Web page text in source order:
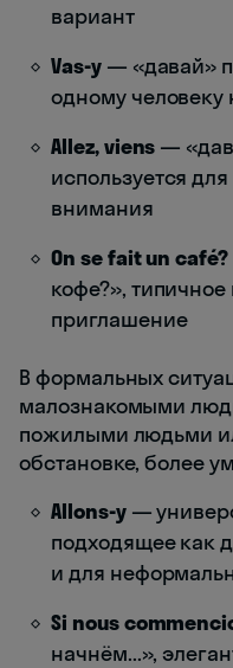
вариант
Vas-y— «давай»
одному человеку
Allez, viens —
используется
внимания
On se fait un café?
кофе?»,
приглашение
В формальных
малознакомыми
пожилыми людьми
обстановке, более
Allons-y—
подходящее как
и для
Si nous
начнём...»,